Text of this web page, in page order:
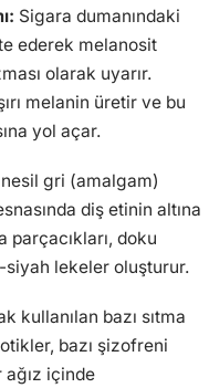
Sigara dumanındaki
ederek melanosit
olarak uyarır.
melanin üretir ve bu
yol açar.
gri (amalgam)
diş etinin altına
parçacıkları, doku
lekeler oluşturur.
kullanılan bazı sıtma
bazı şizofreni
içinde